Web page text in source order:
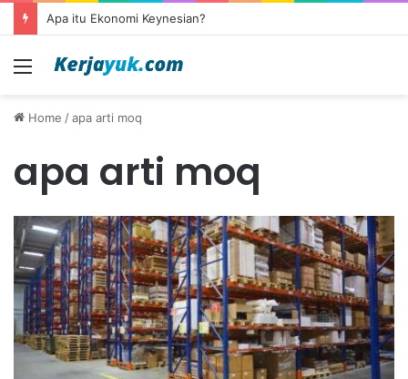
Apa itu Ekonomi Keynesian?
Menu
Home /apa arti moq
apa arti moq